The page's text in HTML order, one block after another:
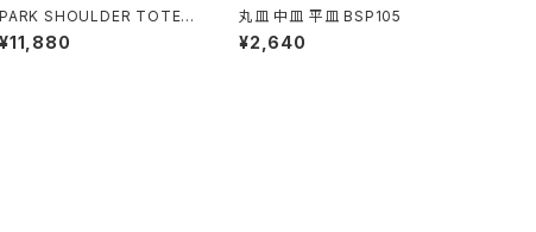
PARK SHOULDER TOTE B
AG (モカ/ベージュ)
¥11,880
丸皿 中皿 平皿 BSP105
¥2,640